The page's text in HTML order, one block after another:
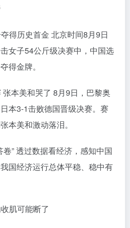
得历史首金 北京时间8月9日
女子54公斤级决赛中，中国选
得金牌。
本美和哭了 8月9日，巴黎奥
本3-1击败德国晋级决赛。赛
本美和激动落泪。
” 透过数据看经济，感知中国
国经济运行总体平稳、稳中有
肌可能断了